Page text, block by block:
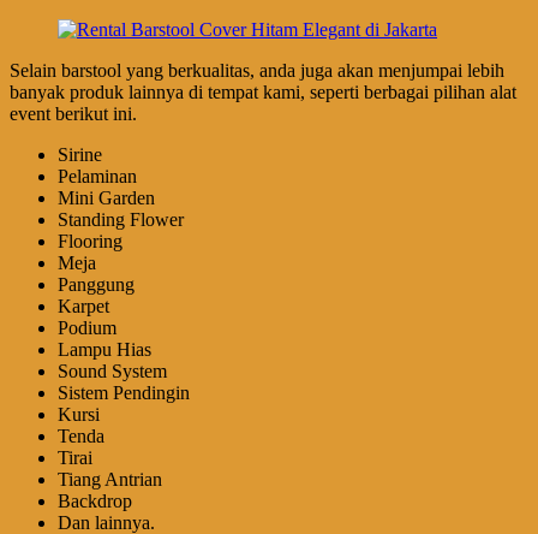
Selain barstool yang berkualitas, anda juga akan menjumpai lebih
banyak produk lainnya di tempat kami, seperti berbagai pilihan alat
event berikut ini.
Sirine
Pelaminan
Mini Garden
Standing Flower
Flooring
Meja
Panggung
Karpet
Podium
Lampu Hias
Sound System
Sistem Pendingin
Kursi
Tenda
Tirai
Tiang Antrian
Backdrop
Dan lainnya.